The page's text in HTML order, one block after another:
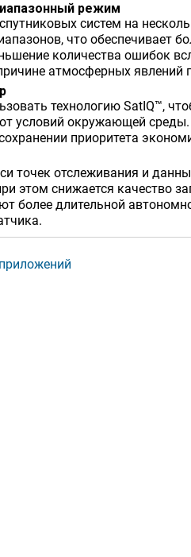
режим
систем на
что обеспечивает
количества ошибок
атмосферных явлений
технологию SatIQ™,
условий окружающей
приоритета
точек отслеживания и
этом снижается качество
более длительной